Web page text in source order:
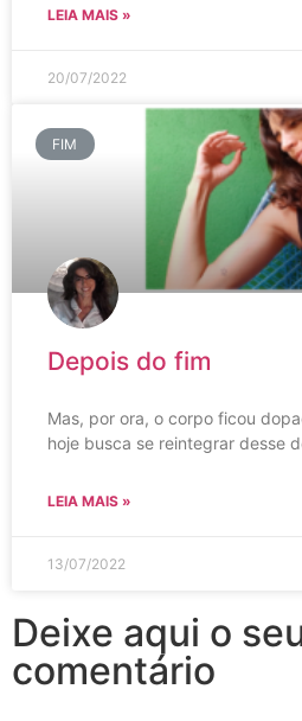
LEIA MAIS »
20/07/2022
FIM
Depois do fim
Mas, por ora, o corpo ficou
hoje busca se reintegrar desse
LEIA MAIS »
13/07/2022
Deixe aqui o
comentário